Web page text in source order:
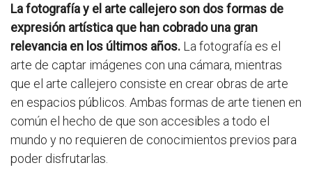
La fotografía y el arte callejero son dos formas de
expresión artística que han cobrado una gran
relevancia en los últimos años. La fotografía es el
arte de captar imágenes con una cámara, mientras
que el arte callejero consiste en crear obras de arte
en espacios públicos. Ambas formas de arte tienen en
común el hecho de que son accesibles a todo el
mundo y no requieren de conocimientos previos para
poder disfrutarlas.